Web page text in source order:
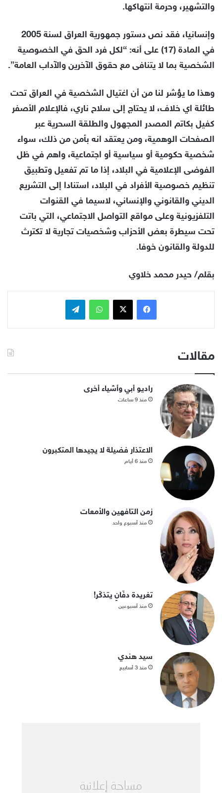
والتشهير، وحرمة انتهاكها.
وإنسانيا، فقد نص دستور جمهورية العراق لسنة 2005
في المادة (17) على أنه: “لكل فرد الحق في الخصوصية
الشخصية بما لا يتنافى مع حقوق الآخرين والآداب العامة”.
وهذا ما يؤشر لنا من أن اغتيال الشخصية في العراق تحت
طائلة اي خلاف، لا يحتاج إلى سلاح ناري، فالإعلام الأصفر
كفيل بكاتم المصدر المجهول والطلقة السحرية عبر
الصفحات الوهمية، ومن يعتقد انه بأمن من ذلك، سواء
شخصية حكومية أو سياسية أو اجتماعية، واهم في ظل
الفوضى الإعلامية في البلاد، إذا ما تم تفعيل وتطبيق
تنظيم خصوصية الأفراد في البلاد، استنادا إلى التشريع
الديني والقانوني والإنساني، لاسيما في القنوات
التلفزيونية وعلى مواقع التواصل الاجتماعي، التي باتت
تحت سيطرة بعض الأحزاب وشخصيات تجارية لا تكترث
للدولة والقانون خوفا.
بقلم/ حيدر محمد خلاوي
فيسبوكx واتساب تيلقرام
مقالات
راديو أبي وأشياء أخرى
منذ 9 ساعات
الاعتذار فضيلة لا يجيدها المتكبرون
منذ 6 أيام
زمن التافهين والأمعات
منذ أسبوع واحد
تغريدة دفّانٍ يتذكّر!
منذ أسبوعين
سيد هندي
منذ 3 أسابيع